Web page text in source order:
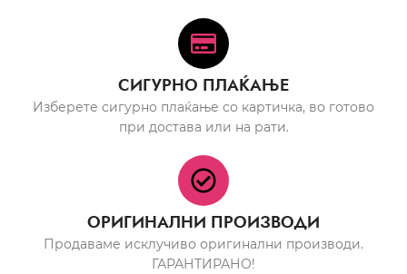
СИГУРНО ПЛАЌАЊЕ
Изберете сигурно плаќање со картичка, во готово
при достава или на рати.
ОРИГИНАЛНИ ПРОИЗВОДИ
Продаваме исклучиво оригинални производи.
ГАРАНТИРАНО!